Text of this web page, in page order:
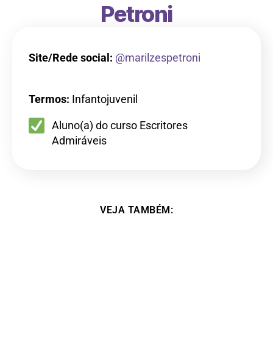
Petroni
Site/Rede social: @marilzespetroni
Termos: Infantojuvenil
Aluno(a) do curso Escritores
Admiráveis
VEJA TAMBÉM: